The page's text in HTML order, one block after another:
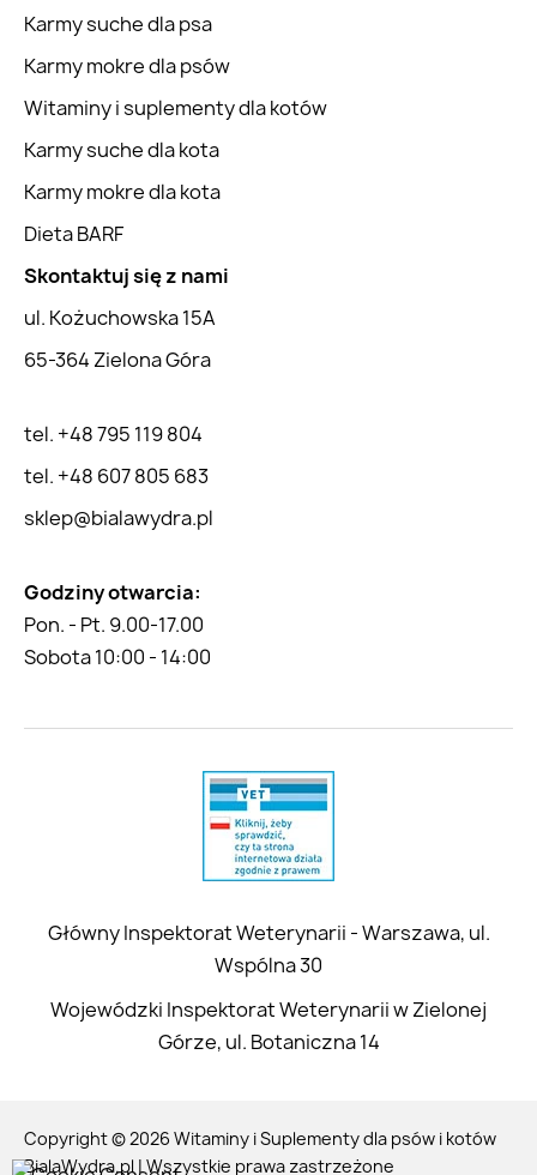
Karmy suche dla psa
Karmy mokre dla psów
Witaminy i suplementy dla kotów
Karmy suche dla kota
Karmy mokre dla kota
Dieta BARF
Skontaktuj się z nami
ul. Kożuchowska 15A
65-364 Zielona Góra
tel. +48 795 119 804
tel. +48 607 805 683
sklep@bialawydra.pl
Godziny otwarcia:
Pon. - Pt. 9.00-17.00
Sobota 10:00 - 14:00
Główny Inspektorat Weterynarii - Warszawa, ul.
Wspólna 30
Wojewódzki Inspektorat Weterynarii w Zielonej
Górze, ul. Botaniczna 14
Copyright © 2026 Witaminy i Suplementy dla psów i kotów
BialaWydra.pl | Wszystkie prawa zastrzeżone